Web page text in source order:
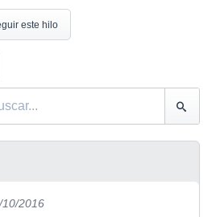
este hilo
10/2016